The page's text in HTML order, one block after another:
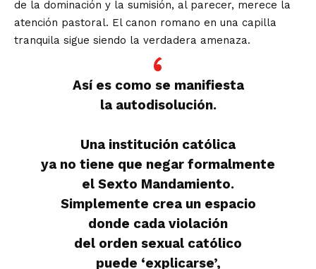
de la dominación y la sumisión, al parecer, merece la
atención pastoral. El canon romano en una capilla
tranquila sigue siendo la verdadera amenaza.
Así es como se manifiesta
la autodisolución.
Una institución católica
ya no tiene que negar formalmente
el Sexto Mandamiento.
Simplemente crea un espacio
donde cada violación
del orden sexual católico
puede ‘explicarse’,